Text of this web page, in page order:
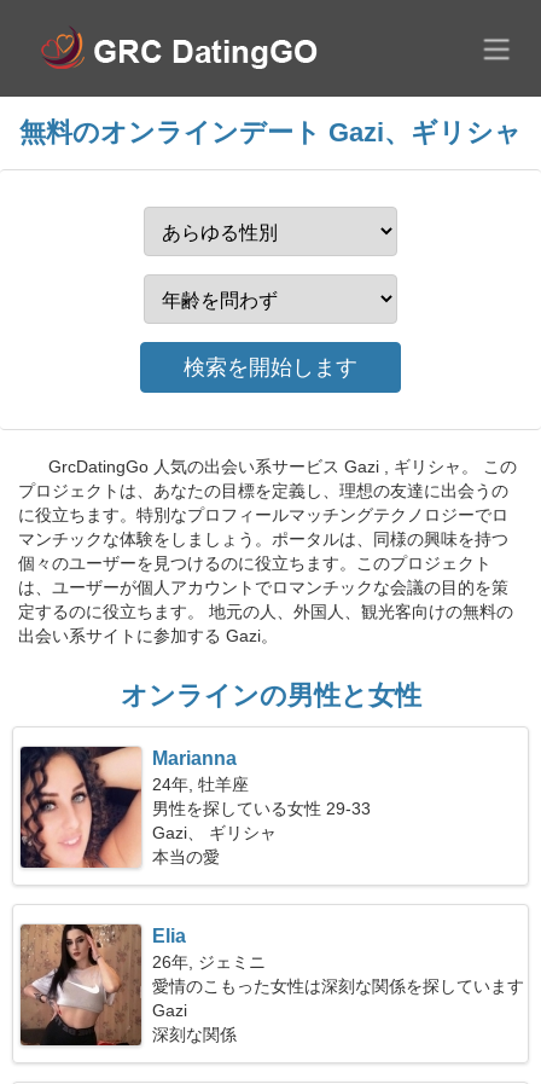
無料のオンラインデート Gazi、ギリシャ
GrcDatingGo 人気の出会い系サービス Gazi , ギリシャ。 この
プロジェクトは、あなたの目標を定義し、理想の友達に出会うの
に役立ちます。特別なプロフィールマッチングテクノロジーでロ
マンチックな体験をしましょう。ポータルは、同様の興味を持つ
個々のユーザーを見つけるのに役立ちます。このプロジェクト
は、ユーザーが個人アカウントでロマンチックな会議の目的を策
定するのに役立ちます。 地元の人、外国人、観光客向けの無料の
出会い系サイトに参加する Gazi。
オンラインの男性と女性
Marianna
24年, 牡羊座
男性を探している女性 29-33
Gazi、 ギリシャ
本当の愛
Elia
26年, ジェミニ
愛情のこもった女性は深刻な関係を探しています
Gazi
深刻な関係